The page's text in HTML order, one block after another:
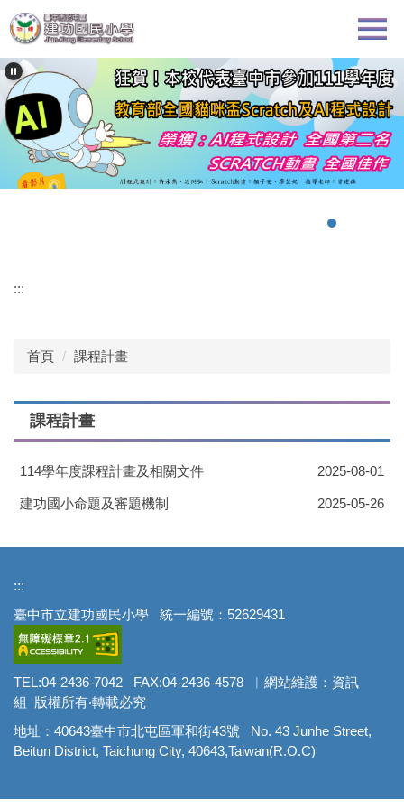
跳
到
要
內
容
區
:::
首頁 課程計畫
課程計畫
114學年度課程計畫及相關文件 2025-08-01
建功國小命題及審題機制 2025-05-26
:::
臺中市立建功國民小學 統一編號：52629431
TEL:04-2436-7042 FAX:04-2436-4578 ︳網站維護：資訊
組 版權所有‧轉載必究
地址：40643臺中市北屯區軍和街43號 No. 43 Junhe Street,
Beitun District, Taichung City, 40643,Taiwan(R.O.C)